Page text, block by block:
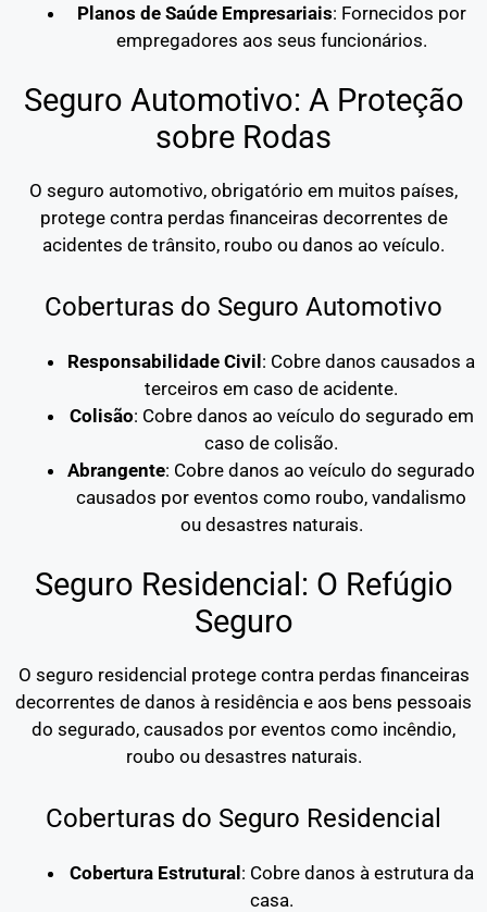
Planos de Saúde Empresariais: Fornecidos por
empregadores aos seus funcionários.
Seguro Automotivo: A Proteção
sobre Rodas
O seguro automotivo, obrigatório em muitos países,
protege contra perdas financeiras decorrentes de
acidentes de trânsito, roubo ou danos ao veículo.
Coberturas do Seguro Automotivo
Responsabilidade Civil: Cobre danos causados a
terceiros em caso de acidente.
Colisão: Cobre danos ao veículo do segurado em
caso de colisão.
Abrangente: Cobre danos ao veículo do segurado
causados por eventos como roubo, vandalismo
ou desastres naturais.
Seguro Residencial: O Refúgio
Seguro
O seguro residencial protege contra perdas financeiras
decorrentes de danos à residência e aos bens pessoais
do segurado, causados por eventos como incêndio,
roubo ou desastres naturais.
Coberturas do Seguro Residencial
Cobertura Estrutural: Cobre danos à estrutura da
casa.